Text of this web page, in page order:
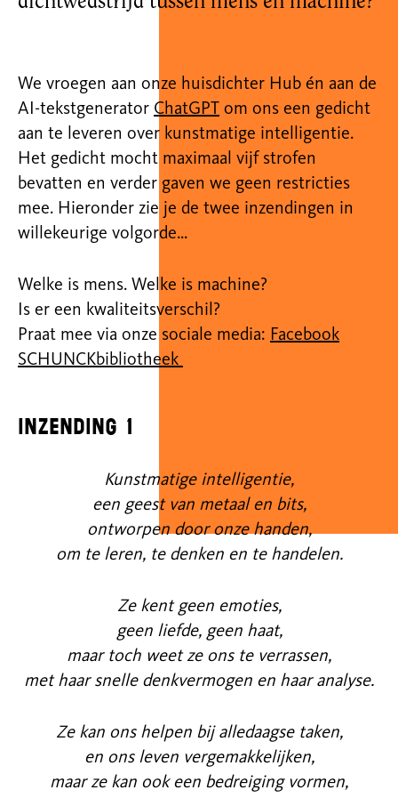
We vroegen aan onze huisdichter Hub én aan de
AI-tekstgenerator ChatGPT om ons een gedicht
aan te leveren over kunstmatige intelligentie.
Het gedicht mocht maximaal vijf strofen
bevatten en verder gaven we geen restricties
mee. Hieronder zie je de twee inzendingen in
willekeurige volgorde...
Welke is mens. Welke is machine?
Is er een kwaliteitsverschil?
Praat mee via onze sociale media: Facebook
SCHUNCKbibliotheek
inzending 1
Kunstmatige intelligentie,
een geest van metaal en bits,
ontworpen door onze handen,
om te leren, te denken en te handelen.
Ze kent geen emoties,
geen liefde, geen haat,
maar toch weet ze ons te verrassen,
met haar snelle denkvermogen en haar analyse.
Ze kan ons helpen bij alledaagse taken,
en ons leven vergemakkelijken,
maar ze kan ook een bedreiging vormen,